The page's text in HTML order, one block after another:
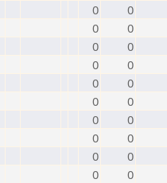
0
0
0
0
0
0
0
0
0
0
0
0
0
0
0
0
0
0
0
0